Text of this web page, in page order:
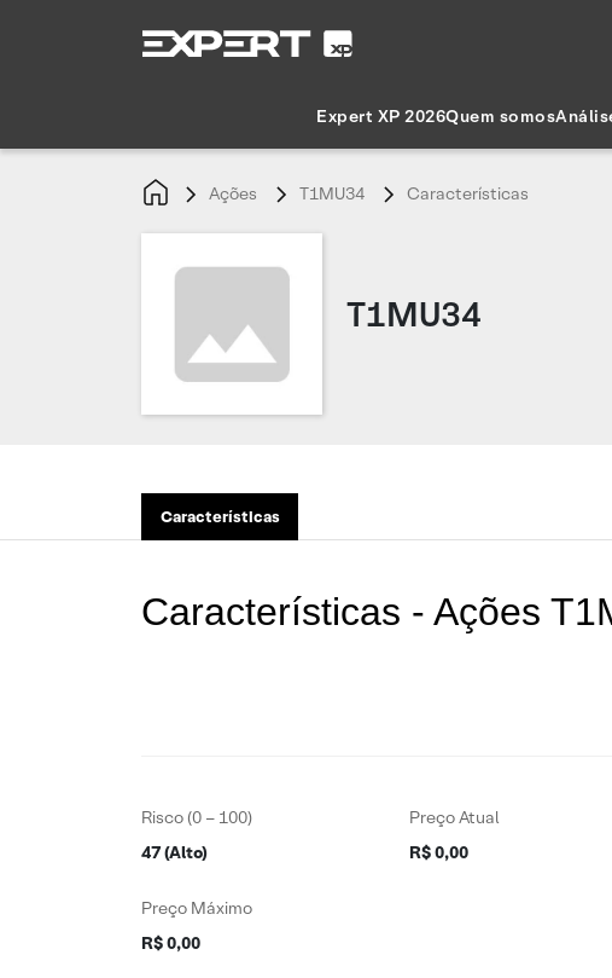
Expert XP 2026Quem somos
Ações T1MU34 Características
T1MU34
Características
Características - Ações
Risco (0 – 100)
47 (Alto)
Preço Atual
R$ 0,00
Preço Máximo
R$ 0,00